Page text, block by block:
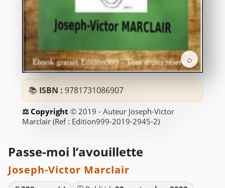
⌕
📚 ISBN : 9781731086907
© 2019 - Auteur Joseph-Victor
Marclair (Ref : Edition999-2019-2945-2)
Passe-moi l’avouillette
Joseph-Victor Marclair